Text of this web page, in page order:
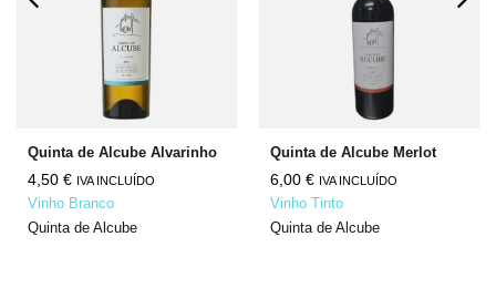
Quinta de Alcube Alvarinho
4,50 € IVA INCLUÍDO
Vinho Branco
Quinta de Alcube
Quinta de Alcube Merlot
6,00 € IVA INCLUÍDO
Vinho Tinto
Quinta de Alcube